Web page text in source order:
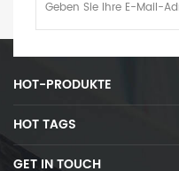
HOT-PRODUKTE
HOT TAGS
GET IN TOUCH